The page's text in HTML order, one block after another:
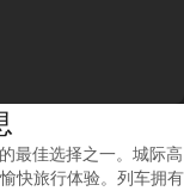
最佳选择之一。城际高
快旅行体验。列车拥有